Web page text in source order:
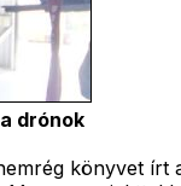
drónok
könyvet